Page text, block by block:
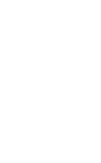
À
et
forêt.
d’un